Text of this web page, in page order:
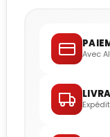
Avec